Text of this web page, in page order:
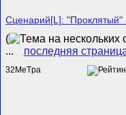
Сценарий[L]: "Проклятый"
(
...
последняя
32MeTpa